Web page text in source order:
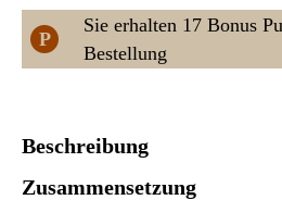
P
Sie erhalten 17 Bonus
Bestellung
Beschreibung
Zusammensetzung